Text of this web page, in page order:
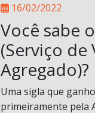
16/02/2022
Você sabe
(Serviço de
Agregado)?
Uma sigla que
primeiramente pela